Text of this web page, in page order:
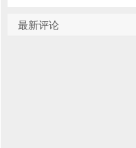
最新评论